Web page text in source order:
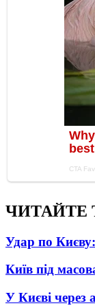
ЧИТАЙТЕ
Удар по
Київ під
У Києві через